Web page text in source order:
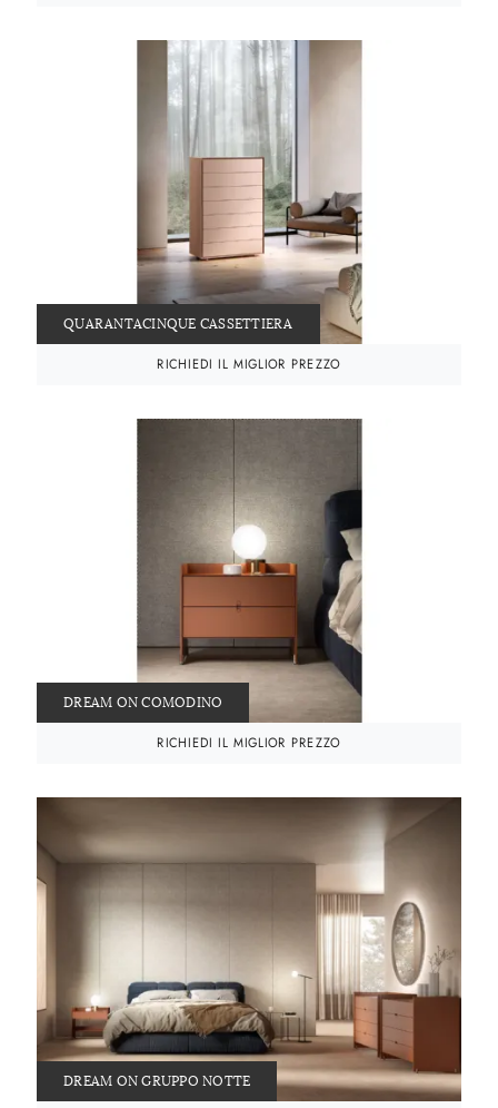
QUARANTACINQUE CASSETTIERA
RICHIEDI IL MIGLIOR PREZZO
DREAM ON COMODINO
RICHIEDI IL MIGLIOR PREZZO
DREAM ON GRUPPO NOTTE